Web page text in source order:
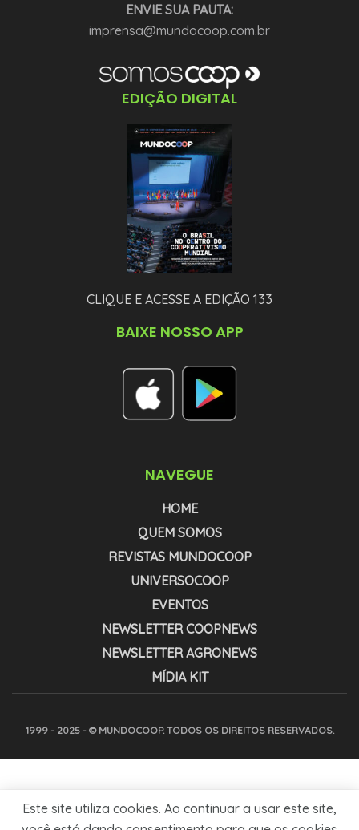
ENVIE SUA PAUTA:
imprensa@mundocoop.com.br
EDIÇÃO DIGITAL
CLIQUE E ACESSE A EDIÇÃO 133
BAIXE NOSSO APP
NAVEGUE
HOME
QUEM SOMOS
REVISTAS MUNDOCOOP
UNIVERSOCOOP
EVENTOS
NEWSLETTER COOPNEWS
NEWSLETTER AGRONEWS
MÍDIA KIT
1999 - 2025 - © MUNDOCOOP. TODOS OS DIREITOS RESERVADOS.
Este site utiliza cookies. Ao continuar a usar este site,